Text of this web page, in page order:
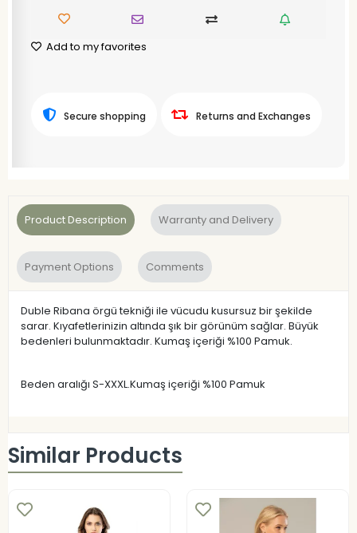
Add to my favorites
Secure shopping Returns and Exchanges
Product Description Warranty and Delivery
Payment Options Comments
Duble Ribana örgü tekniği ile vücudu kusursuz bir şekilde
sarar. Kıyafetlerinizin altında şık bir görünüm sağlar. Büyük
bedenleri bulunmaktadır. Kumaş içeriği %100 Pamuk.
Beden aralığı S-XXXL.Kumaş içeriği %100 Pamuk
Similar Products